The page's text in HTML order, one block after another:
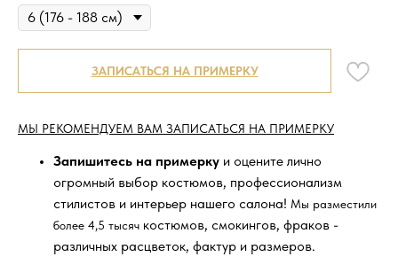
ЗАПИСАТЬСЯ НА ПРИМЕРКУ
МЫ РЕКОМЕНДУЕМ ВАМ ЗАПИСАТЬСЯ НА ПРИМЕРКУ
Запишитесь на примерку и оцените лично
огромный выбор костюмов, профессионализм
стилистов и интерьер нашего салона! Мы разместили
более 4,5 тысяч костюмов, смокингов, фраков -
различных расцветок, фактур и размеров.